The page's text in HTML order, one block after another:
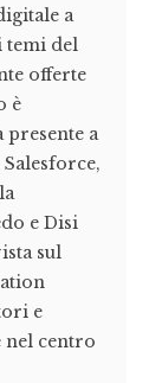
a
temi del
offerte
è
presente a
e Disi
sul
e
nel centro